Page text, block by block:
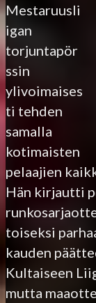
Mestaruusli
igan
torjuntapör
ssin
ylivoimaises
ti tehden
samalla
kotimaisten
pelaajien
Hän kirjautti
toiseksi
kauden
Kultaiseen
mutta